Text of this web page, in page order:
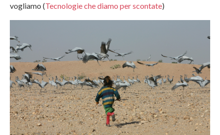
vogliamo (Tecnologie che diamo per scontate)